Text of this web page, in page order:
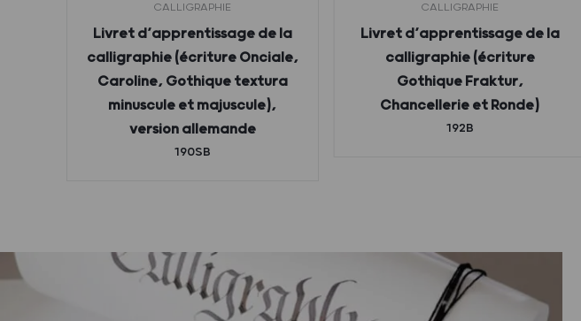
CALLIGRAPHIE
Livret d’apprentissage de la
calligraphie (écriture Onciale,
Caroline, Gothique textura
minuscule et majuscule),
version allemande
190SB
CALLIGRAPHIE
Livret d’apprentissage de la
calligraphie (écriture
Gothique Fraktur,
Chancellerie et Ronde)
192B